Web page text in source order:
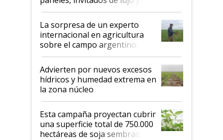
todas las tendencias
La sorpresa de un experto
internacional en agricultura
sobre el campo argentino:
"Estoy muy impresionado"
Advierten por nuevos excesos
hídricos y humedad extrema en
la zona núcleo
Esta campaña proyectan cubrir
una superficie total de 750.000
hectáreas de soja sembradas